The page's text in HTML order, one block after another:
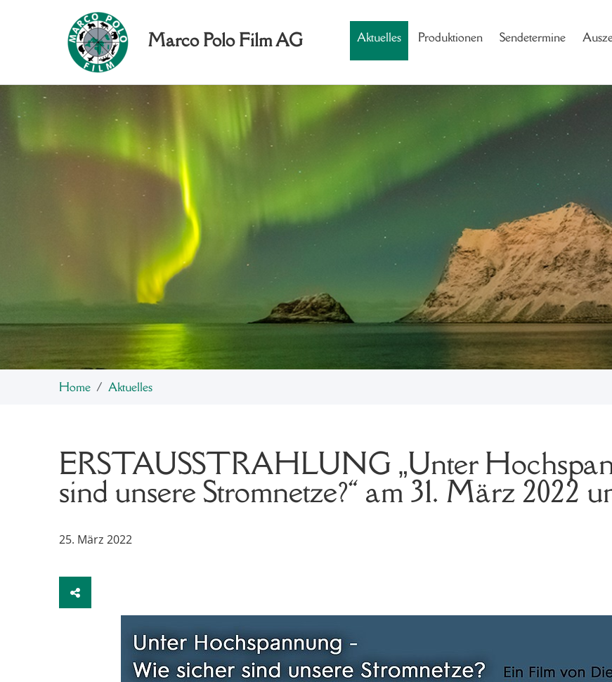
Marco Polo Film AG Aktuelles Produktionen Sendetermine
Home Aktuelles
ERSTAUSSTRAHLUNG „Unter
sind unsere Stromnetze?“ am 31. März 2022
25. März 2022